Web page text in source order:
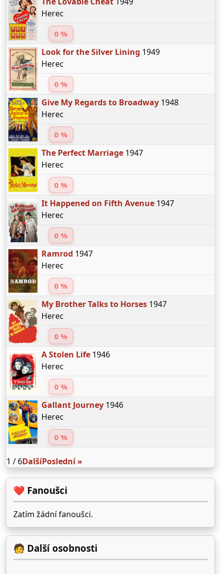
Herec
0 %
Look for the Silver Lining 1949
Herec
0 %
Give My Regards to Broadway1948
Herec
0 %
The Perfect Marriage1947
Herec
0 %
It Happened on Fifth Avenue1947
Herec
0 %
Ramrod 1947
Herec
0 %
My Brother Talks to Horses1947
Herec
0 %
A Stolen Life1946
Herec
0 %
Gallant Journey1946
Herec
0 %
1 / 6DalšíPoslední »
❤️ Fanoušci
Zatím žádní fanoušci.
🧑 Další osobnosti